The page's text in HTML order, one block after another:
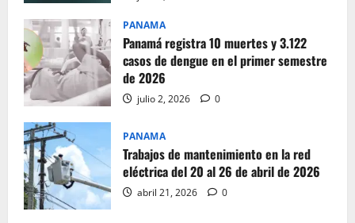
PANAMA
Panamá registra 10 muertes y 3.122
casos de dengue en el primer semestre
de 2026
julio 2, 2026 0
PANAMA
Trabajos de mantenimiento en la red
eléctrica del 20 al 26 de abril de 2026
abril 21, 2026 0